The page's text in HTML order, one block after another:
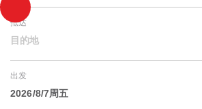
抵达
目的地
出发
2026/8/7周五